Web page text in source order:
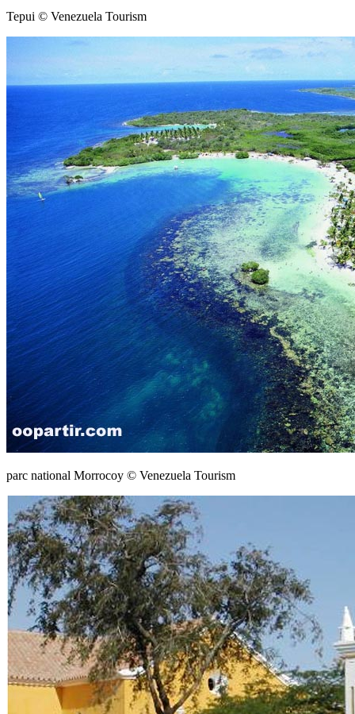
Tepui © Venezuela Tourism
parc national Morrocoy © Venezuela Tourism